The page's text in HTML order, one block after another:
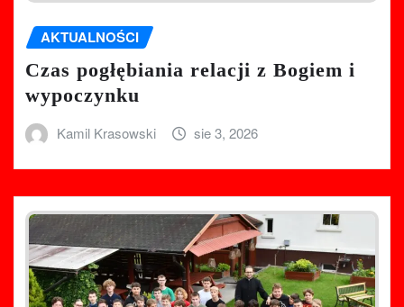
AKTUALNOŚCI
Czas pogłębiania relacji z Bogiem i
wypoczynku
Kamil Krasowski sie 3, 2026